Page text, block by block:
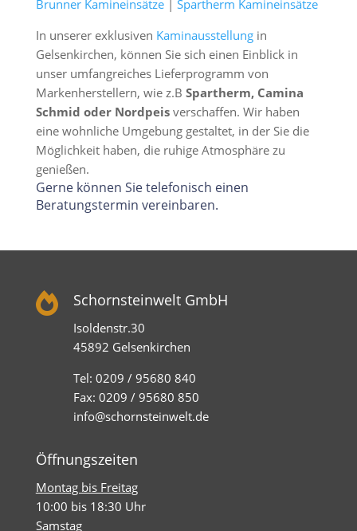
Brunner Kamineinsätze| Spartherm Kamineinsätze
In unserer exklusiven Kaminausstellungin
Gelsenkirchen, können Sie sich einen Einblick in
unser umfangreiches Lieferprogramm von
Markenherstellern, wie z.B Spartherm, Camina
Schmid oder Nordpeisverschaffen. Wir haben
eine wohnliche Umgebung gestaltet, in der Sie die
Möglichkeit haben, die ruhige Atmosphäre zu
genießen.
Gerne können Sie telefonisch einen
Beratungstermin vereinbaren.
 Schornsteinwelt GmbH
Isoldenstr.30
45892 Gelsenkirchen
Tel: 0209 / 95680 840
Fax: 0209 / 95680 850
info@schornsteinwelt.de
Öffnungszeiten
Montag bis Freitag
10:00 bis 18:30 Uhr
Samstag